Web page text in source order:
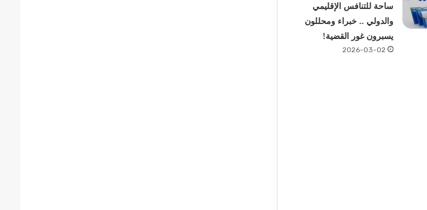
ساحة للتنافس الإقليمي
والدولي .. خبراء ومحللون
يسبرون غور القضية!
2026-03-02